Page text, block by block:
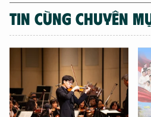
TIN CÙNG CHUYÊN